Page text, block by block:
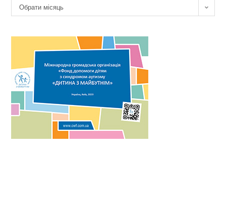
Архів
новин
Обрати місяць